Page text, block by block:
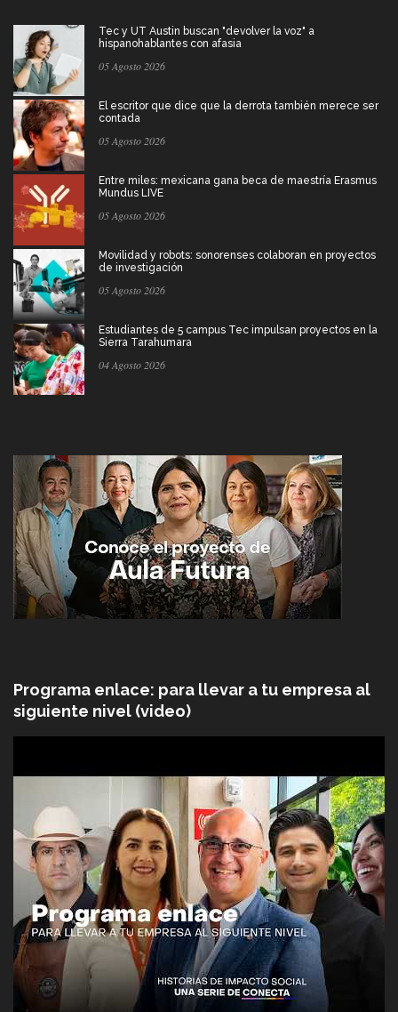
Tec y UT Austin buscan "devolver la voz" a
hispanohablantes con afasia
05 Agosto 2026
El escritor que dice que la derrota también merece ser
contada
05 Agosto 2026
Entre miles: mexicana gana beca de maestría Erasmus
Mundus LIVE
05 Agosto 2026
Movilidad y robots: sonorenses colaboran en proyectos
de investigación
05 Agosto 2026
Estudiantes de 5 campus Tec impulsan proyectos en la
Sierra Tarahumara
04 Agosto 2026
Programa enlace: para llevar a tu empresa al
siguiente nivel (video)